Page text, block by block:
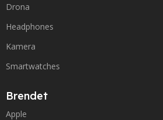
Drona
Headphones
Kamera
Smartwatches
Brendet
Apple